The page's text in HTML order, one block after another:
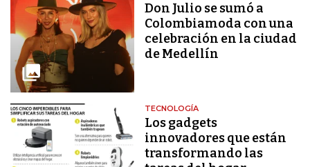
Don Julio se sumó a
Colombiamoda con una
celebración en la ciudad
de Medellín
TECNOLOGÍA
Los gadgets
innovadores que están
transformando las